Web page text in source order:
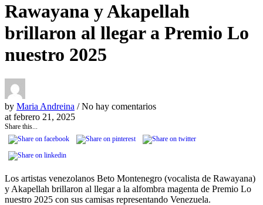
Rawayana y Akapellah
brillaron al llegar a Premio Lo
nuestro 2025
by Maria Andreina / No hay comentarios
at febrero 21, 2025
Share this...
Los artistas venezolanos Beto Montenegro (vocalista de Rawayana)
y Akapellah brillaron al llegar a la alfombra magenta de Premio Lo
nuestro 2025 con sus camisas representando Venezuela.